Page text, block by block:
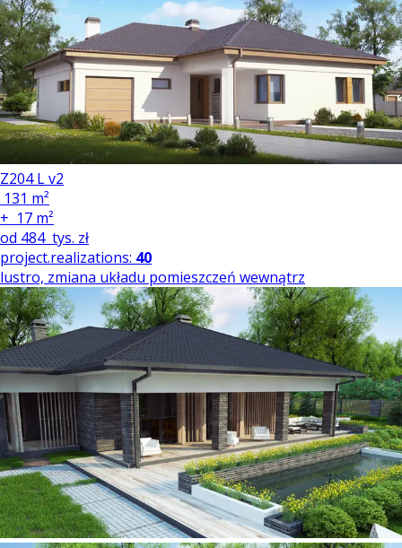
Z204 L v2
131 m²
+ 17 m²
od 484 tys. zł
project.realizations: 40
lustro, zmiana układu pomieszczeń wewnątrz